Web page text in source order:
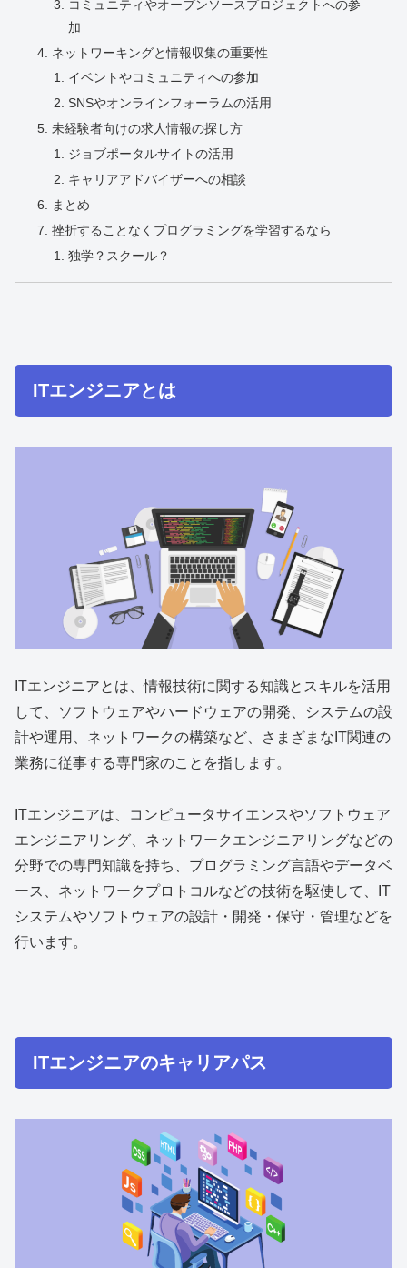
コミュニティやオープンソースプロジェクトへの参
加
ネットワーキングと情報収集の重要性
イベントやコミュニティへの参加
SNSやオンラインフォーラムの活用
未経験者向けの求人情報の探し方
ジョブポータルサイトの活用
キャリアアドバイザーへの相談
まとめ
挫折することなくプログラミングを学習するなら
独学？スクール？
ITエンジニアとは
ITエンジニアとは、情報技術に関する知識とスキルを活用
して、ソフトウェアやハードウェアの開発、システムの設
計や運用、ネットワークの構築など、さまざまなIT関連の
業務に従事する専門家のことを指します。
ITエンジニアは、コンピュータサイエンスやソフトウェア
エンジニアリング、ネットワークエンジニアリングなどの
分野での専門知識を持ち、プログラミング言語やデータベ
ース、ネットワークプロトコルなどの技術を駆使して、IT
システムやソフトウェアの設計・開発・保守・管理などを
行います。
ITエンジニアのキャリアパス